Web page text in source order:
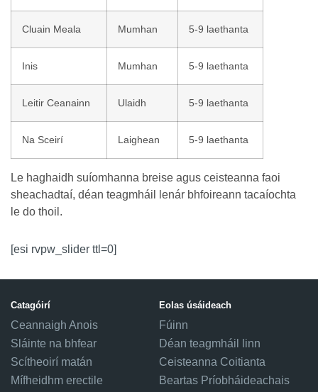
Cluain Meala Mumhan 5-9 laethanta
Inis Mumhan 5-9 laethanta
Leitir Ceanainn Ulaidh 5-9 laethanta
Na Sceirí Laighean 5-9 laethanta
Le haghaidh suíomhanna breise agus ceisteanna faoi
sheachadtaí, déan teagmháil lenár bhfoireann tacaíochta
le do thoil.
[esi rvpw_slider ttl=0]
Catagóirí
Ceannaigh Anois
Sláinte na bhfear
Scítheoirí matán
Mífheidhm erectile
Eolas úsáideach
Fúinn
Déan teagmháil linn
Ceisteanna Coitianta
Beartas Príobháideachais